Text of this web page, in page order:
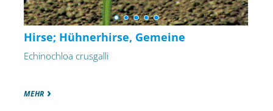
Hirse; Hühnerhirse, Gemeine
Echinochloa crusgalli
MEHR